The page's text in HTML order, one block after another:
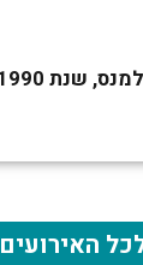
האירועים